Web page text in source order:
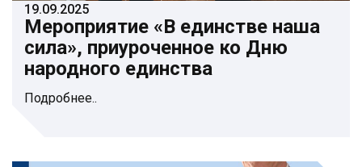
19.09.2025
Мероприятие «В единстве наша
сила», приуроченное ко Дню
народного единства
Подробнее..